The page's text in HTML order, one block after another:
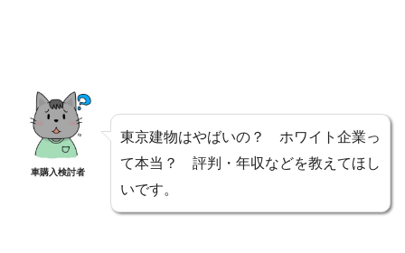
車購入検討者
東京建物はやばいの？ ホワイト企業っ
て本当？ 評判・年収などを教えてほし
いです。